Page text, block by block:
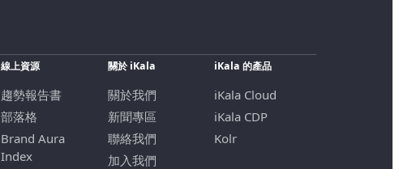
線上資源
趨勢報告書
部落格
Brand Aura
Index
關於 iKala
關於我們
新聞專區
聯絡我們
加入我們
iKala 的產品
iKala Cloud
iKala CDP
Kolr